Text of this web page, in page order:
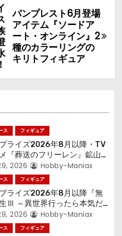
バンプレスト6月登場
アイテム『ソードア
ート・オンライン』2
種のカラーリングの
キリトフィギュア
ス フィギュア
ライズ2026年8月以降・TV
『葬送のフリーレン』鉱山で
働くことになっっちゃった
ーレン」を立体化！
2026 Hobby-Maniax
ス フィギュア
ライズ2026年8月以降『無
Ⅲ ～異世界行ったら本気だ
から「ロキシー」のフィギュ
場！
2026 Hobby-Maniax
ス フィギュア